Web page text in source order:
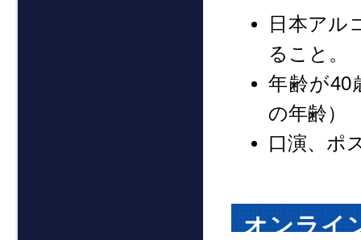
日本アル
ること。
年齢が40
の年齢）
口演、ポ
オンライ